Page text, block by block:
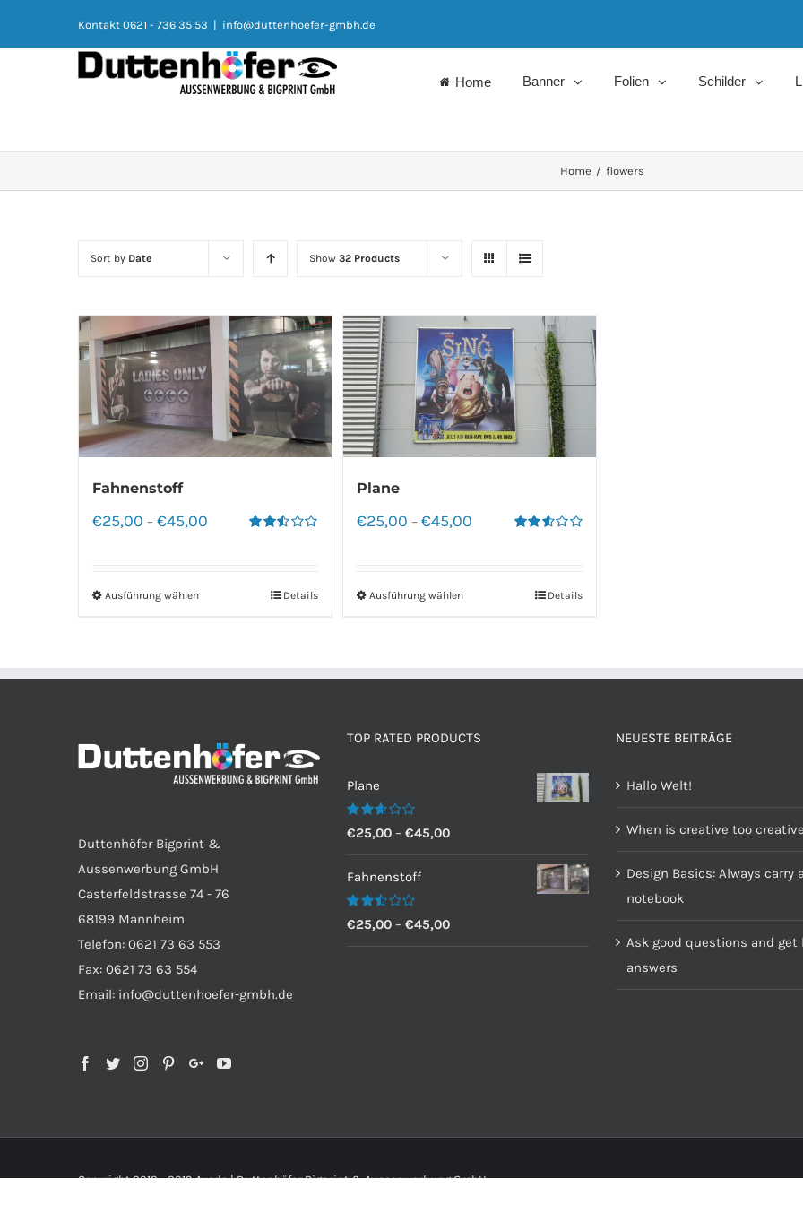
Kontakt 0621 - 736 35 53 | info@duttenhoefer-gmbh.de
Home Banner Folien Schilder
Home / flowers
Sort by Date Show 32 Products
Fahnenstoff
€25,00 – €45,00
Ausführung wählen Details
Plane
€25,00 –€45,00
Ausführung wählen Details
Duttenhöfer Bigprint &
Aussenwerbung GmbH
Casterfeldstrasse 74 - 76
68199 Mannheim
Telefon: 0621 73 63 553
Fax: 0621 73 63 554
Email: info@duttenhoefer-gmbh.de
TOP RATED PRODUCTS
Plane
Bewertet
2.60
von 5
€25,00 – €45,00
Fahnenstoff
Bewertet
2.50
€25,00 – €45,00
NEUESTE BEITRÄGE
Hallo Welt!
When is creative too
Design Basics: Always carry a
notebook
Ask good questions and get
answers
Copyright 2012 - 2019 Avada | Duttenhöfer Bigprint & Aussenwerbung GmbH